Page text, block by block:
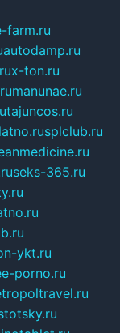
farm.ru
autodamp.ru
x-ton.ru
manunae.ru
tajuncos.ru
splclub.ru
seks-365.ru
ykt.ru
porno.ru